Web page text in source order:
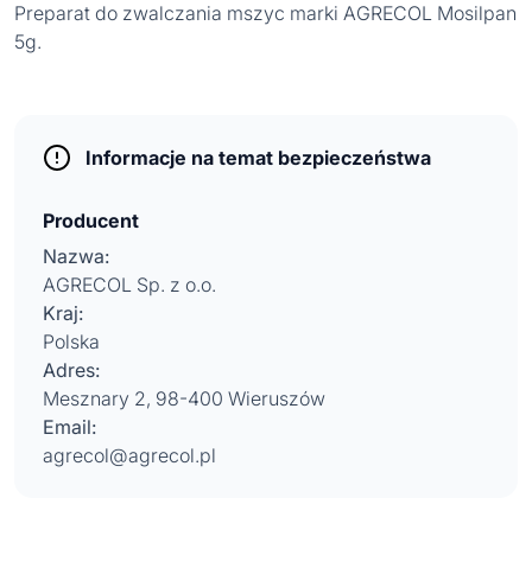
Preparat do zwalczania mszyc marki AGRECOL Mosilpan
5g.
Informacje na temat bezpieczeństwa
Producent
Nazwa:
AGRECOL Sp. z o.o.
Kraj:
Polska
Adres:
Mesznary 2, 98-400 Wieruszów
Email:
agrecol@agrecol.pl